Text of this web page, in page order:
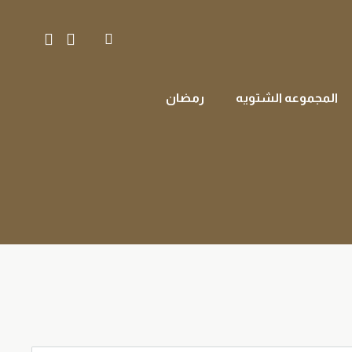
المجموعه الشتويه رمضان